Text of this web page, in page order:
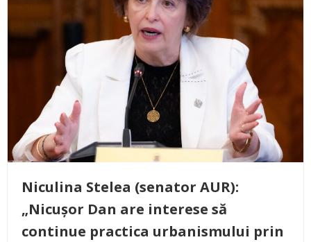
Niculina Stelea (senator AUR):
„Nicușor Dan are interese să
continue practica urbanismului prin